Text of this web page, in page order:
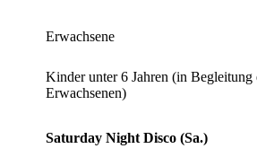
Erwachsene
Kinder unter 6 Jahren (in Begleitung
Erwachsenen)
Saturday Night Disco (Sa.)